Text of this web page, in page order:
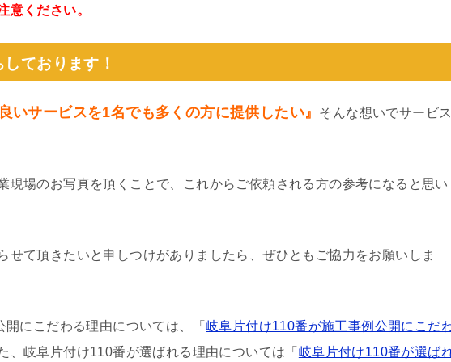
意ください。
ております！
良いサービスを1名でも多くの方に提供したい』
そんな想いでサービス
現場のお写真を頂くことで、これからご依頼される方の参考になると思い
せて頂きたいと申しつけがありましたら、ぜひともご協力をお願いしま
にこだわる理由については、「 岐阜片付け110番が施工事例公開にこだ
、岐阜片付け110番が選ばれる理由については「 岐阜片付け110番が選ば